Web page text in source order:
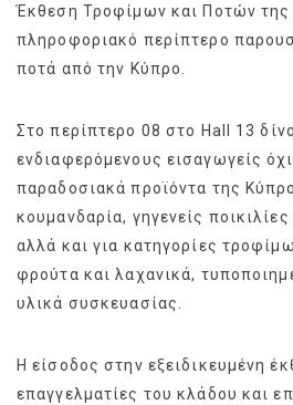
Έκθεση Τροφίμων και Ποτών
πληροφοριακό περίπτερο
ποτά από την Κύπρο.
Στο περίπτερο 08 στο Hall 13
ενδιαφερόμενους εισαγωγείς
παραδοσιακά προϊόντα της
κουμανδαρία, γηγενείς
αλλά και για κατηγορίες
φρούτα και λαχανικά,
υλικά συσκευασίας.
Η είσοδος στην εξειδικευμένη
επαγγελματίες του κλάδου και